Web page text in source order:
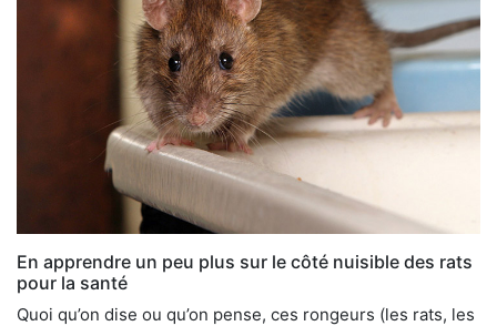
En apprendre un peu plus sur le côté nuisible des rats
pour la santé
Quoi qu’on dise ou qu’on pense, ces rongeurs (les rats, les